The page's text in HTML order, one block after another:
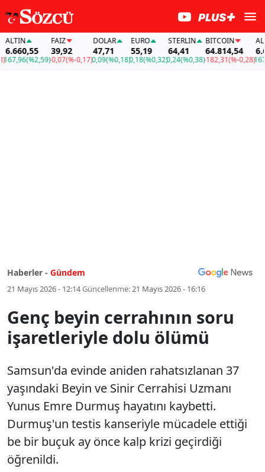
(%2,59)
FAİZ
39,92
-0,07(%-0,17)
DOLAR
47,71
0,09(%0,18)
EURO
55,19
0,18(%0,32)
STERLIN
64,41
0,24(%0,38)
BITCOIN
64.814,54
-182,31(%-0,28)
Haberler - Gündem
21 Mayıs 2026 - 12:14Güncellenme:21 Mayıs 2026 - 16:16
Genç beyin cerrahının soru
işaretleriyle dolu ölümü
Samsun'da evinde aniden rahatsızlanan 37
yaşındaki Beyin ve Sinir Cerrahisi Uzmanı
Yunus Emre Durmuş hayatını kaybetti.
Durmuş'un testis kanseriyle mücadele ettiği
be bir buçuk ay önce kalp krizi geçirdiği
öğrenildi.